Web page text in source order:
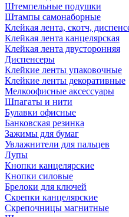
Штемпельные подушки
Штампы самонаборные
Клейкая лента, скотч,
Клейкая лента канцелярская
Клейкая лента двусторонняя
Диспенсеры
Клейкие ленты упаковочные
Клейкие ленты декоративные
Мелкоофисные аксессуары
Шпагаты и нити
Булавки офисные
Банковская резинка
Зажимы для бумаг
Увлажнители для пальцев
Лупы
Кнопки канцелярские
Кнопки силовые
Брелоки для ключей
Скрепки канцелярские
Скрепочницы магнитные